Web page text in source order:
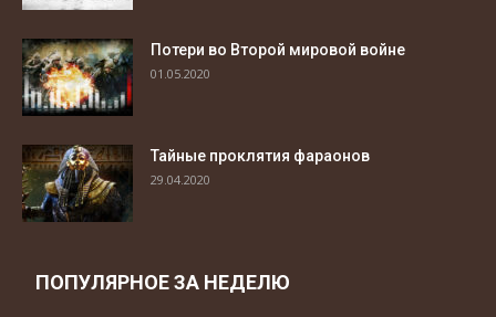
Потери во Второй мировой войне
01.05.2020
Тайные проклятия фараонов
29.04.2020
ПОПУЛЯРНОЕ ЗА НЕДЕЛЮ